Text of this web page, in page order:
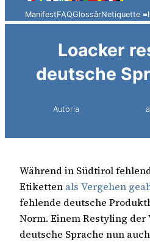
ManifestFAQGlossârNetiquette ≡
Loacker
deutsche
Autor:a
Während in Südtirol
Etiketten als Vergehen
fehlende deutsche
Norm. Einem Restyling
deutsche Sprache nun